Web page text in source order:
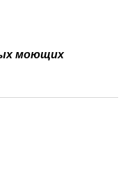
моющих